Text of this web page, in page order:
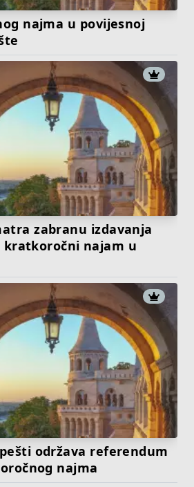
najma u povijesnoj
zabranu izdavanja
kratkoročni najam u
održava referendum
najma